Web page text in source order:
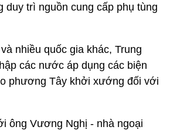
duy trì nguồn cung cấp phụ tùng
nhiều quốc gia khác, Trung
các nước áp dụng các biện
phương Tây khởi xướng đối với
ông Vương Nghị - nhà ngoại